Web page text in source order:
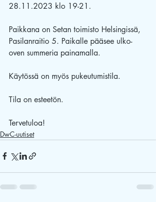
28.11.2023 klo 19-21.
Paikkana on Setan toimisto Helsingissä,
Pasilanraitio 5. Paikalle pääsee ulko-
oven summeria painamalla.
Käytössä on myös pukeutumistila.
Tila on esteetön.
Tervetuloa!
DwC-uutiset